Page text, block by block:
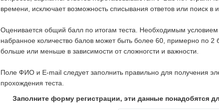
времени, исключает возможность списывания ответов или поиск в
Оценивается общий балл по итогам теста. Необходимым условием
набранное количество балов может быть более 60, примерно по
больше или меньше в зависимости от сложногсти и важности.
Поле ФИО и E-mail следует заполнить правильно для получения
прохождения теста.
Заполните форму регистрации, эти данные понадобятся